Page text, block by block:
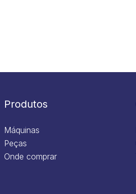
Produtos
Máquinas
Peças
Onde comprar